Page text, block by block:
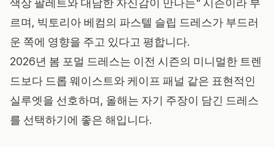
색상 팔레트와 대담한 자신감이 만나는" 시즌이라 부
르며, 빅토리아 베컴의 파스텔 슬립 드레스가 부드러
운 쪽에 영향을 주고 있다고 평합니다.
2026년 봄 포멀 드레스는 이전 시즌의 미니멀한 트렌
드보다 드롭 웨이스트와 케이프 패널 같은 표현적인
실루엣을 선호하며, 올해는 자기 주장이 담긴 드레스
를 선택하기에 좋은 해입니다.